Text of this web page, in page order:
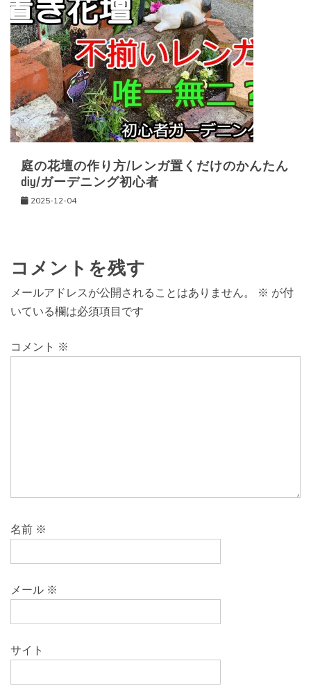
庭の花壇の作り方/レンガ置くだけのかんたん
diy/ガーデニング初心者
2025-12-04
コメントを残す
メールアドレスが公開されることはありません。 ※ が付
いている欄は必須項目です
コメント ※
名前 ※
メール ※
サイト